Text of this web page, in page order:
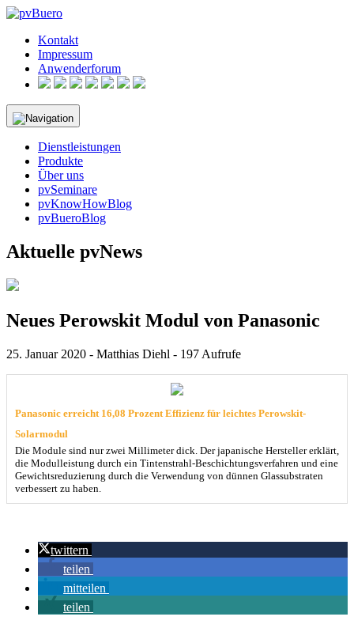
Skip
contentKontakt
Impressum
Anwenderforum
Dienstleistungen
Produkte
Über uns
pvSeminare
pvKnowHowBlog
pvBueroBlog
Aktuelle pvNews
Neues Perowskit Modul von Panasonic
25. Januar 2020 - Matthias Diehl - 197 Aufrufe
Panasonic erreicht 16,08 Prozent Effizienz für leichtes Perowskit-
Solarmodul
Die Module sind nur zwei Millimeter dick. Der japanische Hersteller erklärt,
die Modulleistung durch ein Tintenstrahl-Beschichtungsverfahren und eine
Gewichtsreduzierung durch die Verwendung von dünnen Glassubstraten
verbessert zu haben.
twittern
teilen
mitteilen
teilen